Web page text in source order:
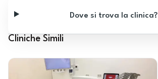
Dove si trova la clinica?
Cliniche Simili